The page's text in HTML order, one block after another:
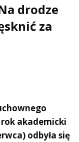
drodze
za
akademicki
odbyła się